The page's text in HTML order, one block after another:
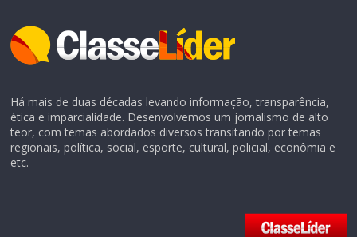
Há mais de duas décadas levando informação, transparência,
ética e imparcialidade. Desenvolvemos um jornalismo de alto
teor, com temas abordados diversos transitando por temas
regionais, política, social, esporte, cultural, policial, econômia e
etc.